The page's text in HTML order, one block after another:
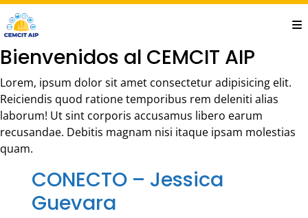
Saltar
al
contenido
principal
Bienvenidos al CEMCIT AIP
Lorem, ipsum dolor sit amet consectetur adipisicing elit.
Reiciendis quod ratione temporibus rem deleniti alias
laborum! Ut sint corporis accusamus libero earum
recusandae. Debitis magnam nisi itaque ipsam molestias
quam.
CONECTO – Jessica
Guevara